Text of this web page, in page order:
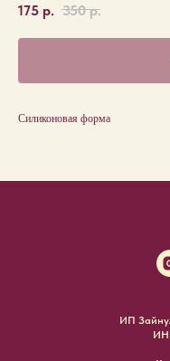
175 р. 350 р.
Силиконовая форма
ИП